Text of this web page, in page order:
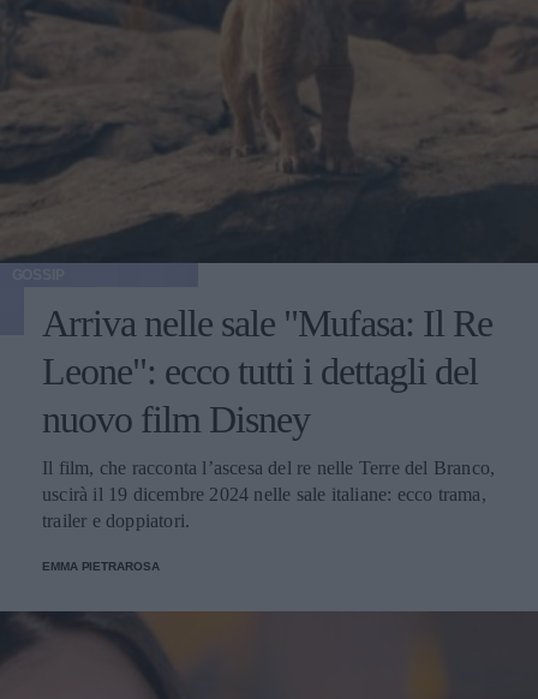
Arriva nelle sale "Mufasa: Il Re
Leone": ecco tutti i dettagli del
nuovo film Disney
Il film, che racconta l’ascesa del re nelle Terre del Branco,
uscirà il 19 dicembre 2024 nelle sale italiane: ecco trama,
trailer e doppiatori.
EMMA PIETRAROSA